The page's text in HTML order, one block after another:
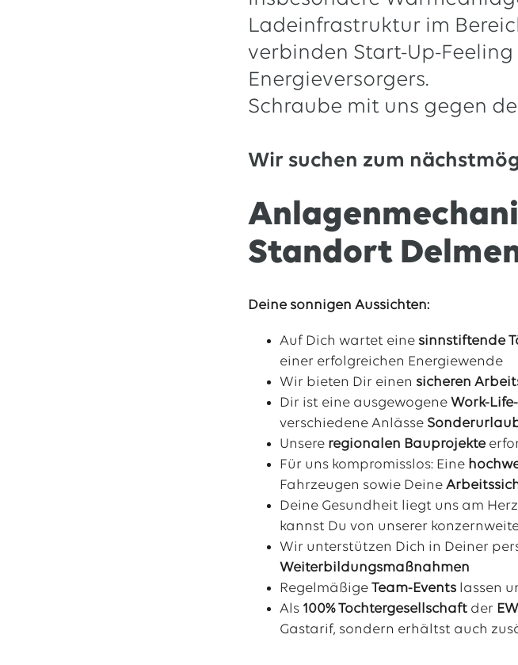
Ladeinfrastruktur im
verbinden Start-Up-
Energieversorgers.
Schraube mit uns gegen
Wir suchen zum
Standort
Deine sonnigen Aussichten:
Auf Dich wartet eine sinnstiftende
einer erfolgreichen Energiewende
Wir bieten Dir einen sicheren
Dir ist eine ausgewogeneWork-
verschiedene Anlässe
Unsere regionalen Bauprojekte
Für uns kompromisslos: Eine
Fahrzeugen sowie Deine
Deine Gesundheit liegt uns am
kannst Du von unserer
Wir unterstützen Dich in Deiner
Weiterbildungsmaßnahmen
RegelmäßigeTeam-Events lassen
Als 100% Tochtergesellschaft der
Gastarif, sondern erhältst auch
Spatenstich für erste Wasserstoffpipeline im Nordwesten